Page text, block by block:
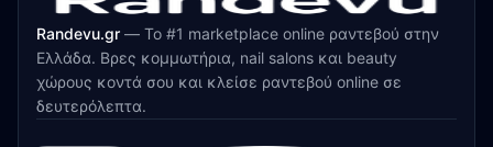
Randevu.gr — Το #1 marketplace online ραντεβού στην
Ελλάδα. Βρες κομμωτήρια, nail salons και beauty
χώρους κοντά σου και κλείσε ραντεβού online σε
δευτερόλεπτα.